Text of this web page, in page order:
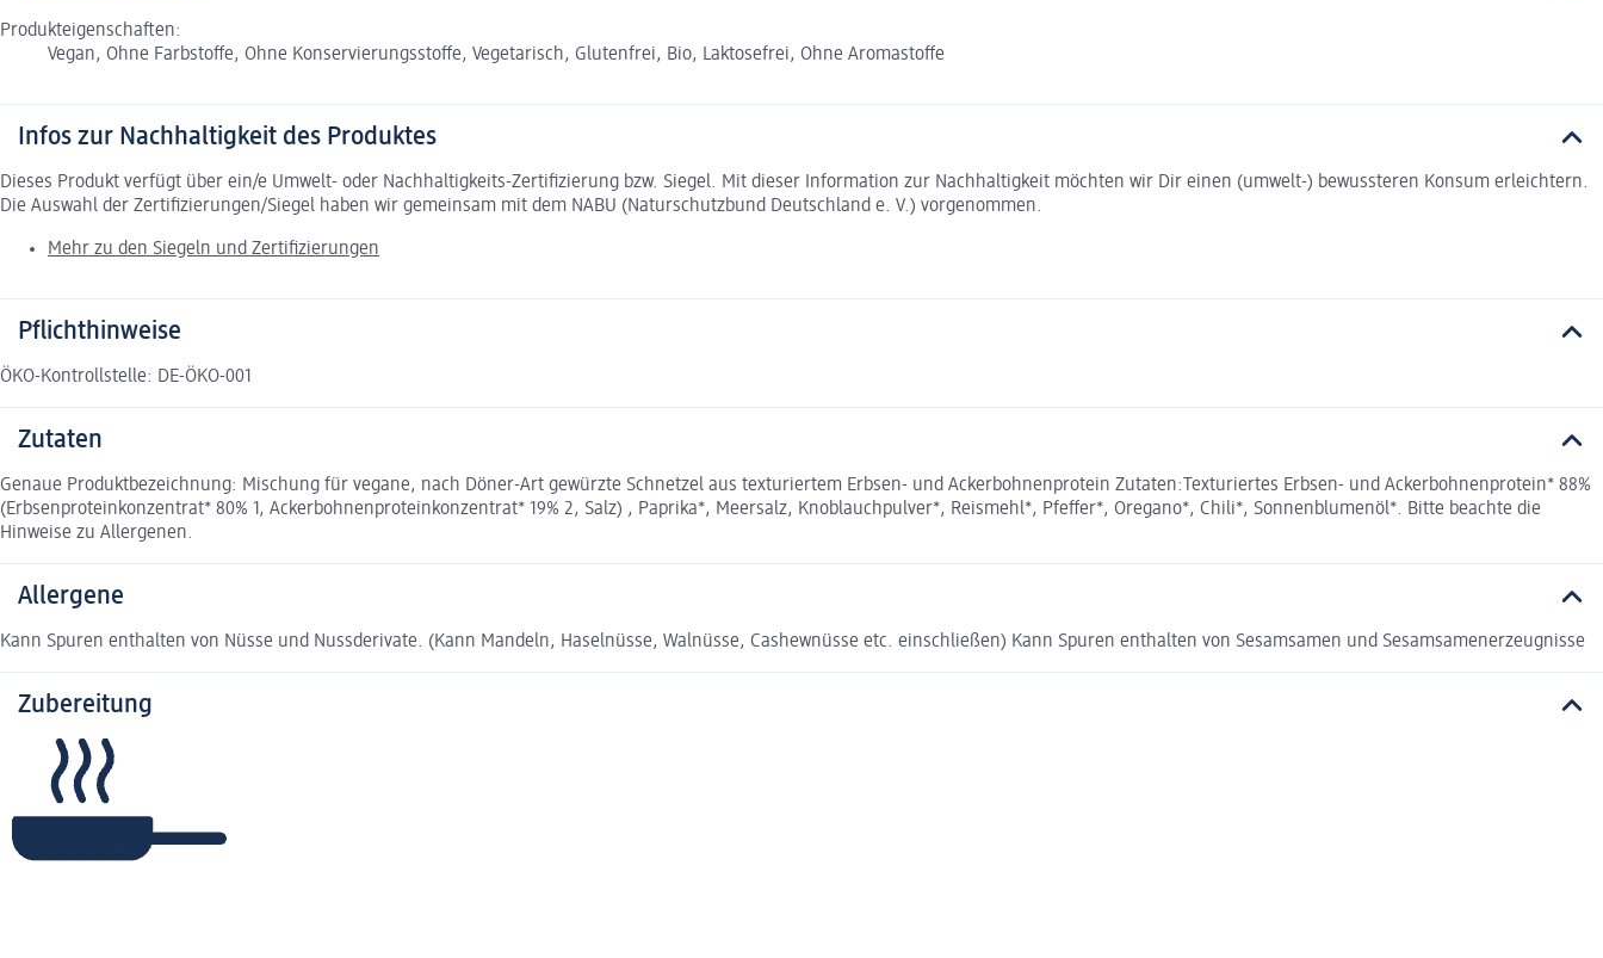
Produkteigenschaften:
Vegan, Ohne Farbstoffe, Ohne Konservierungsstoffe, Vegetarisch, Glutenfrei, Bio, Laktosefrei, Ohne Aromastoffe
Infos zur Nachhaltigkeit des Produktes
Dieses Produkt verfügt über ein/e Umwelt- oder Nachhaltigkeits-Zertifizierung bzw. Siegel. Mit dieser Information zur Nachhaltigkeit möchten wir Dir einen (umwelt-) bewussteren Konsum erleichtern.
Die Auswahl der Zertifizierungen/Siegel haben wir gemeinsam mit dem NABU (Naturschutzbund Deutschland e. V.) vorgenommen.
Mehr zu den Siegeln und Zertifizierungen
Pflichthinweise
ÖKO-Kontrollstelle: DE-ÖKO-001
Zutaten
Genaue Produktbezeichnung: Mischung für vegane, nach Döner-Art gewürzte Schnetzel aus texturiertem Erbsen- und Ackerbohnenprotein Zutaten:Texturiertes Erbsen- und Ackerbohnenprotein* 88%
(Erbsenproteinkonzentrat* 80% 1, Ackerbohnenproteinkonzentrat* 19% 2, Salz) , Paprika*, Meersalz, Knoblauchpulver*, Reismehl*, Pfeffer*, Oregano*, Chili*, Sonnenblumenöl*. Bitte beachte die
Hinweise zu Allergenen.
Allergene
Kann Spuren enthalten von Nüsse und Nussderivate. (Kann Mandeln, Haselnüsse, Walnüsse, Cashewnüsse etc. einschließen) Kann Spuren enthalten von Sesamsamen und Sesamsamenerzeugnisse
Zubereitung